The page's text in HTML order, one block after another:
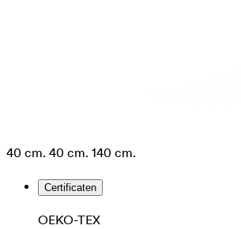
40 cm. 40 cm. 140 cm.
Certificaten
OEKO-TEX